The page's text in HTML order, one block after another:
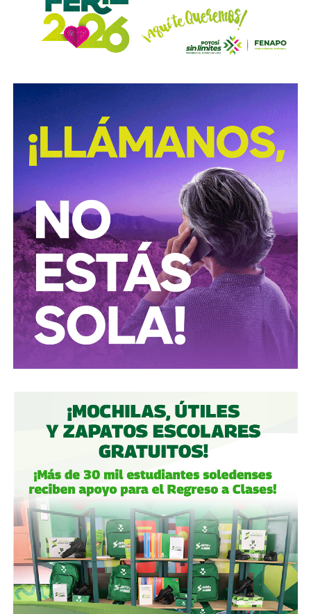
El otro bloque,Conoinsa/Empresas ICA
(50.999% del
consorcio, la porción mayor), no es de Slim (o no del todo).
reportaje de investigación para la revistaProceso(15 de
marzo de 2025), con actas de asamblea y registros
públicos,el conglomerado ICA lo controla desde el
rescate financiero de 2016-2018 el financiero
regiomontano David Martínez Guzmán , vía vehículos
de Luxemburgo ligados a su fondo
Fintech Advisory
, en
sociedad con
Bernardo Gómez yAlfonso de Angoitia
los dos copresidentes de Grupo Televisa.
La estructura accionaria de ICA Tenedora se ha modificado
con el tiempo: tras la venta a la francesa Vinci, en
diciembre de 2022, de la participación conjunta en Grupo
Aeroportuario Centro Norte (OMA), quedó en30% para
Martínez y 23.95% para cada uno de los dos
ejecutivos de Televisay un 1.2% de Control Empresarial
de Capitales, filial de Grupo Carso de Carlos Slim, es decir,
el propio Slim también tiene una participación minoritaria,